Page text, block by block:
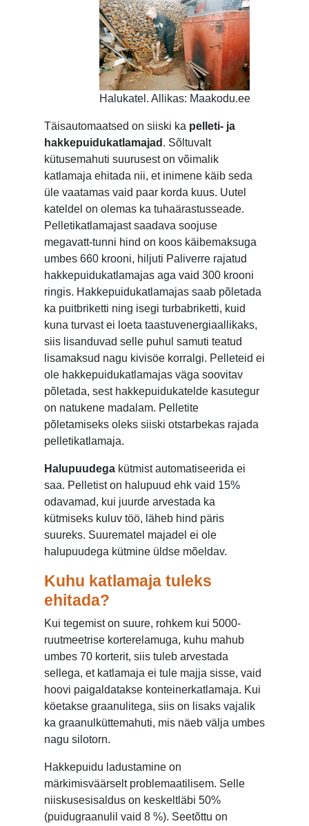
Halukatel. Allikas: Maakodu.ee
Täisautomaatsed on siiski ka pelleti- ja
hakkepuidukatlamajad . Sõltuvalt
kütusemahuti suurusest on võimalik
katlamaja ehitada nii, et inimene käib seda
üle vaatamas vaid paar korda kuus. Uutel
kateldel on olemas ka tuhaärastusseade.
Pelletikatlamajast saadava soojuse
megavatt-tunni hind on koos käibemaksuga
umbes 660 krooni, hiljuti Paliverre rajatud
hakkepuidukatlamajas aga vaid 300 krooni
ringis. Hakkepuidukatlamajas saab põletada
ka puitbriketti ning isegi turbabriketti, kuid
kuna turvast ei loeta taastuvenergiaallikaks,
siis lisanduvad selle puhul samuti teatud
lisamaksud nagu kivisöe korralgi. Pelleteid ei
ole hakkepuidukatlamajas väga soovitav
põletada, sest hakkepuidukatelde kasutegur
on natukene madalam. Pelletite
põletamiseks oleks siiski otstarbekas rajada
pelletikatlamaja.
Halupuudega kütmist automatiseerida ei
saa. Pelletist on halupuud ehk vaid 15%
odavamad, kui juurde arvestada ka
kütmiseks kuluv töö, läheb hind päris
suureks. Suurematel majadel ei ole
halupuudega kütmine üldse mõeldav.
Kuhu katlamaja tuleks
ehitada?
Kui tegemist on suure, rohkem kui 5000-
ruutmeetrise korterelamuga, kuhu mahub
umbes 70 korterit, siis tuleb arvestada
sellega, et katlamaja ei tule majja sisse, vaid
hoovi paigaldatakse konteinerkatlamaja. Kui
köetakse graanulitega, siis on lisaks vajalik
ka graanulküttemahuti, mis näeb välja umbes
nagu silotorn.
Hakkepuidu ladustamine on
märkimisväärselt problemaatilisem. Selle
niiskusesisaldus on keskeltläbi 50%
(puidugraanulil vaid 8 %). Seetõttu on